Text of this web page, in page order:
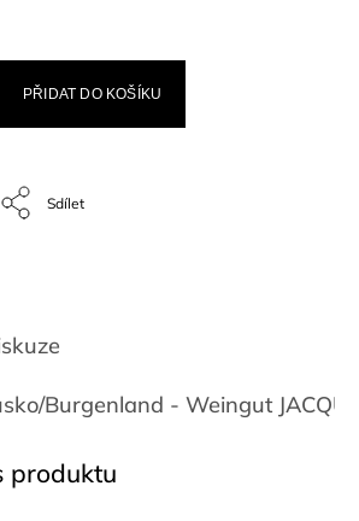
PŘIDAT DO KOŠÍKU
Sdílet
Burgenland - Weingut
produktu